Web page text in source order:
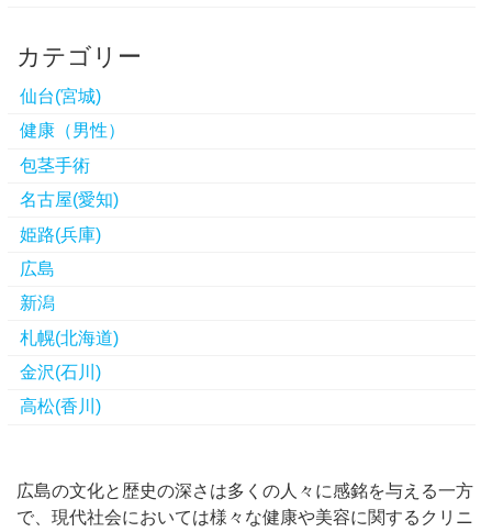
カテゴリー
仙台(宮城)
健康（男性）
包茎手術
名古屋(愛知)
姫路(兵庫)
広島
新潟
札幌(北海道)
金沢(石川)
高松(香川)
広島の文化と歴史の深さは多くの人々に感銘を与える一方
で、現代社会においては様々な健康や美容に関するクリニ